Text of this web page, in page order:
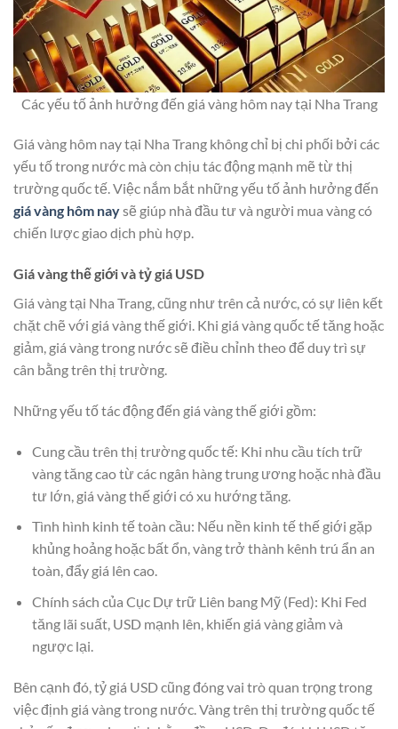
Các yếu tố ảnh hưởng đến giá vàng hôm nay tại Nha Trang
Giá vàng hôm nay tại Nha Trang không chỉ bị chi phối bởi các
yếu tố trong nước mà còn chịu tác động mạnh mẽ từ thị
trường quốc tế. Việc nắm bắt những yếu tố ảnh hưởng đến
giá vàng hôm naysẽ giúp nhà đầu tư và người mua vàng có
chiến lược giao dịch phù hợp.
Giá vàng thế giới và tỷ giá USD
Giá vàng tại Nha Trang, cũng như trên cả nước, có sự liên kết
chặt chẽ với giá vàng thế giới. Khi giá vàng quốc tế tăng hoặc
giảm, giá vàng trong nước sẽ điều chỉnh theo để duy trì sự
cân bằng trên thị trường.
Những yếu tố tác động đến giá vàng thế giới gồm:
Cung cầu trên thị trường quốc tế: Khi nhu cầu tích trữ
vàng tăng cao từ các ngân hàng trung ương hoặc nhà đầu
tư lớn, giá vàng thế giới có xu hướng tăng.
Tình hình kinh tế toàn cầu: Nếu nền kinh tế thế giới gặp
khủng hoảng hoặc bất ổn, vàng trở thành kênh trú ẩn an
toàn, đẩy giá lên cao.
Chính sách của Cục Dự trữ Liên bang Mỹ (Fed): Khi Fed
tăng lãi suất, USD mạnh lên, khiến giá vàng giảm và
ngược lại.
Bên cạnh đó, tỷ giá USD cũng đóng vai trò quan trọng trong
việc định giá vàng trong nước. Vàng trên thị trường quốc tế